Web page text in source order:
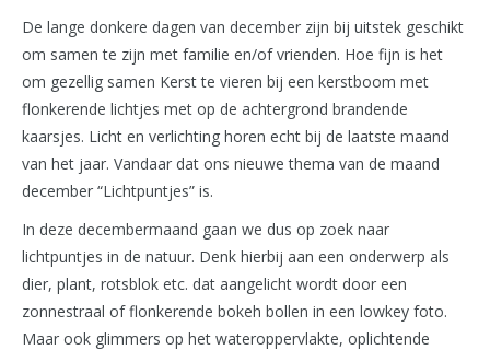
De lange donkere dagen van december zijn bij uitstek geschikt
om samen te zijn met familie en/of vrienden. Hoe fijn is het
om gezellig samen Kerst te vieren bij een kerstboom met
flonkerende lichtjes met op de achtergrond brandende
kaarsjes. Licht en verlichting horen echt bij de laatste maand
van het jaar. Vandaar dat ons nieuwe thema van de maand
december “Lichtpuntjes” is.
In deze decembermaand gaan we dus op zoek naar
lichtpuntjes in de natuur. Denk hierbij aan een onderwerp als
dier, plant, rotsblok etc. dat aangelicht wordt door een
zonnestraal of flonkerende bokeh bollen in een lowkey foto.
Maar ook glimmers op het wateroppervlakte, oplichtende